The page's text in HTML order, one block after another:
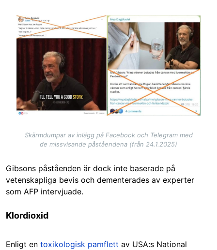
Image
Skärmdumpar av inlägg på Facebook och Telegram med
de missvisande påståendena (från 24.1.2025)
Gibsons påståenden är dock inte baserade på
vetenskapliga bevis och dementerades av experter
som AFP intervjuade.
Klordioxid
Enligt en toxikologisk pamflett av USA:s National